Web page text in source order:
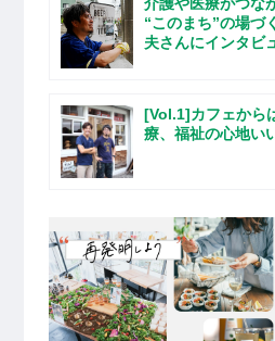
介護や医療がつな
“このまち”の場づ
夫さんにインタビ
[Vol.1]カフェから
療、福祉の心地い